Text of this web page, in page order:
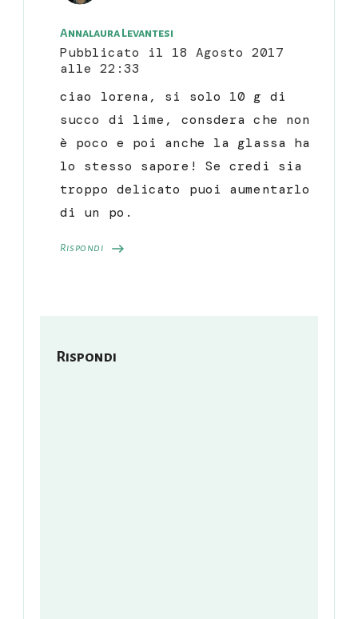
Annalaura Levantesi
Pubblicato il 18 Agosto 2017
alle 22:33
Rispondi
ciao lorena, si solo 10 g di
succo di lime, consdera che non
è poco e poi anche la glassa ha
lo stesso sapore! Se credi sia
troppo delicato puoi aumentarlo
di un po.
Rispondi